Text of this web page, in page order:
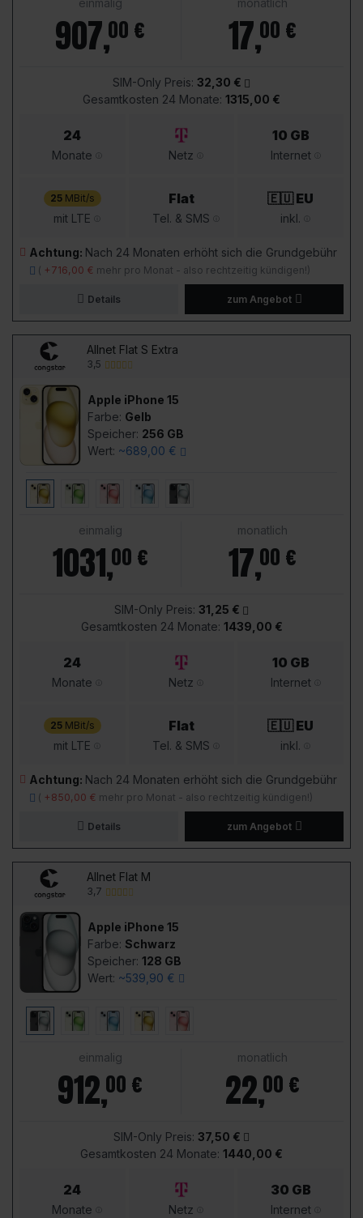
einmalig
907,00 €
monatlich
17,00 €
SIM-Only Preis: 32,30 €
Gesamtkosten 24 Monate: 1315,00 €
24
Monate Netz
10 GB
Internet
25MBit/s
mit LTE
Flat
Tel. & SMS
🇪🇺 EU
inkl.
Achtung: Nach 24 Monaten erhöht sich die Grundgebühr
( +716,00 € mehr pro Monat - also rechtzeitig kündigen!)
Details zum Angebot
Allnet Flat S Extra
3,5
Apple iPhone 15
Farbe: Gelb
Speicher: 256 GB
Wert: ~689,00 €
einmalig
1031,00 €
monatlich
17,00 €
SIM-Only Preis: 31,25 €
Gesamtkosten 24 Monate: 1439,00 €
24
Monate Netz
10 GB
Internet
25MBit/s
mit LTE
Flat
Tel. & SMS
🇪🇺 EU
inkl.
Achtung: Nach 24 Monaten erhöht sich die Grundgebühr
( +850,00 € mehr pro Monat - also rechtzeitig kündigen!)
Details zum Angebot
Allnet Flat M
3,7
Apple iPhone 15
Farbe: Schwarz
Speicher:128 GB
Wert: ~539,90 €
einmalig
912,00 €
monatlich
22,00 €
SIM-Only Preis: 37,50 €
Gesamtkosten 24 Monate: 1440,00 €
24
Monate Netz
30 GB
Internet